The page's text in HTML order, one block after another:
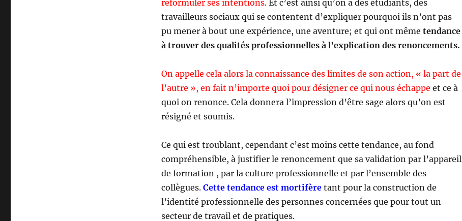
reformuler ses intentions. Et c’est ainsi qu’on a des étudiants, des
travailleurs sociaux qui se contentent d’expliquer pourquoi ils n’ont pas
pu mener à bout une expérience, une aventure; et qui ont même tendance
à trouver des qualités professionnelles à l’explication des renoncements.
On appelle cela alors la connaissance des limites de son action, « la part de
l’autre », en fait n’importe quoi pour désigner ce qui nous échappe et ce à
quoi on renonce. Cela donnera l’impression d’être sage alors qu’on est
résigné et soumis.
Ce qui est troublant, cependant c’est moins cette tendance, au fond
compréhensible, à justifier le renoncement que sa validation par l’appareil
de formation , par la culture professionnelle et par l’ensemble des
collègues. Cette tendance est mortifèretant pour la construction de
l’identité professionnelle des personnes concernées que pour tout un
secteur de travail et de pratiques.